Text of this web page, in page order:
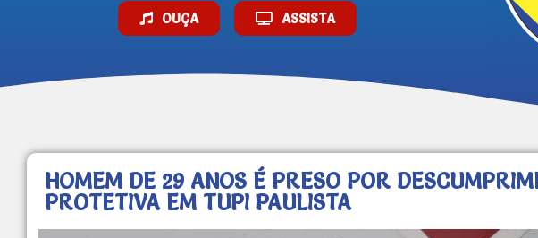
OUÇA ASSISTA
HOMEM DE 29 ANOS É PRESO POR
PROTETIVA EM TUPI PAULISTA